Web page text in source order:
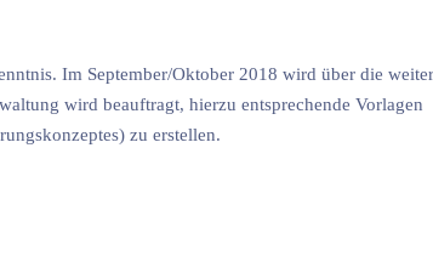
Im September/Oktober 2018 wird über die
wird beauftragt, hierzu entsprechende Vorlagen
zu erstellen.